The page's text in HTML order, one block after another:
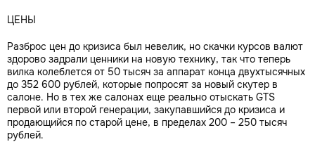
ЦЕНЫ
Разброс цен до кризиса был невелик, но скачки курсов валют
здорово задрали ценники на новую технику, так что теперь
вилка колеблется от 50 тысяч за аппарат конца двухтысячных
до 352 600 рублей, которые попросят за новый скутер в
салоне. Но в тех же салонах еще реально отыскать GTS
первой или второй генерации, закупавшийся до кризиса и
продающийся по старой цене, в пределах 200 – 250 тысяч
рублей.